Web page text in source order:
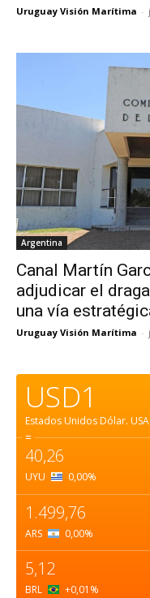
Uruguay Visión Marítima -
Argentina
Canal Martín
adjudicar el
una vía
Uruguay Visión Marítima -
USD1
Estados Unidos Dólar. USA
=
40,26
UYU 0,00%
1.499,76
ARS 0,00%
5,12
BRL +0,01 %